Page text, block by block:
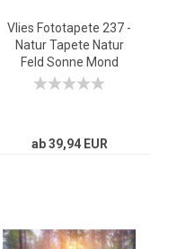
Vlies Fototapete 237 -
Natur Tapete Natur
Feld Sonne Mond
Baum braun
ab 39,94 EUR